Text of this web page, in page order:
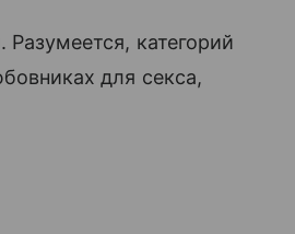
категорий
для секса,